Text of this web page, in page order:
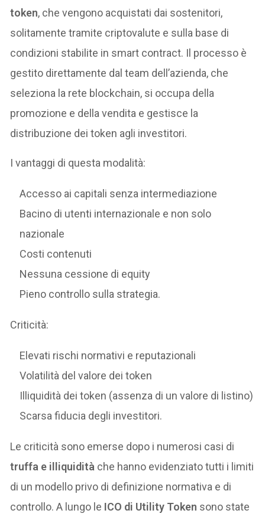
token, che vengono acquistati dai sostenitori,
solitamente tramite criptovalute e sulla base di
condizioni stabilite in smart contract. Il processo è
gestito direttamente dal team dell’azienda, che
seleziona la rete blockchain, si occupa della
promozione e della vendita e gestisce la
distribuzione dei token agli investitori.
I vantaggi di questa modalità:
Accesso ai capitali senza intermediazione
Bacino di utenti internazionale e non solo
nazionale
Costi contenuti
Nessuna cessione di equity
Pieno controllo sulla strategia.
Criticità:
Elevati rischi normativi e reputazionali
Volatilità del valore dei token
Illiquidità dei token (assenza di un valore di listino)
Scarsa fiducia degli investitori.
Le criticità sono emerse dopo i numerosi casi di
truffa e illiquidità che hanno evidenziato tutti i limiti
di un modello privo di definizione normativa e di
controllo. A lungo le ICO di Utility Token sono state